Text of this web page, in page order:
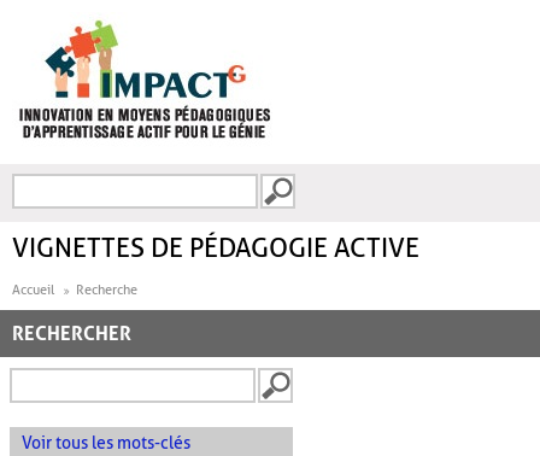
FORMULAIRE DE
VIGNETTES DE PÉDAGOGIE ACTIVE
Accueil Recherche
RECHERCHER
Voir tous les mots-clés